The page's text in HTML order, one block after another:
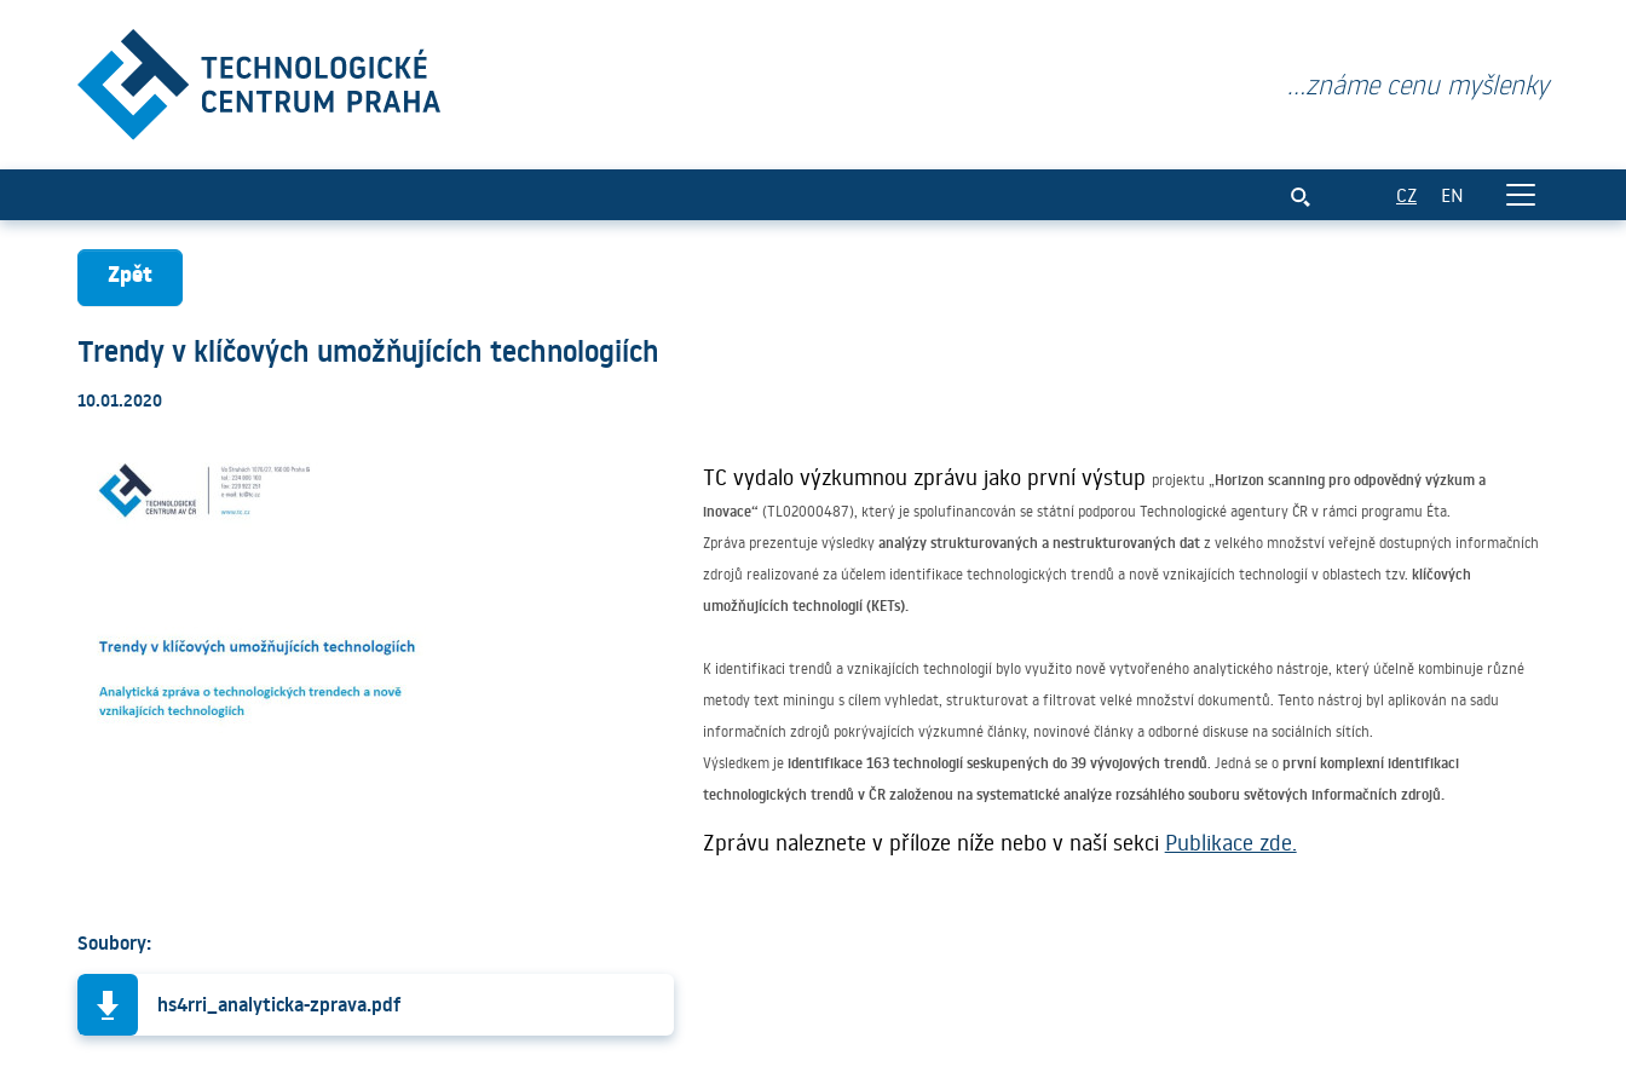
Trendy v klíčových umožňujících technologiích
...známe cenu myšlenky
CZ EN
Zpět
Trendy v klíčových umožňujících technologiích
10.01.2020
Soubory:
hs4rri_analyticka-zprava.pdf
TC vydalo výzkumnou zprávu jako první výstup projektu „Horizon scanning pro odpovědný výzkum a
inovace“ (TL02000487), který je spolufinancován se státní podporou Technologické agentury ČR v rámci programu Éta.
Zpráva prezentuje výsledky analýzy strukturovaných a nestrukturovaných datz velkého množství veřejně dostupných informačních
zdrojů realizované za účelem identifikace technologických trendů a nově vznikajících technologií v oblastech tzv. klíčových
umožňujících technologií (KETs).
K identifikaci trendů a vznikajících technologií bylo využito nově vytvořeného analytického nástroje, který účelně kombinuje různé
metody text miningu s cílem vyhledat, strukturovat a filtrovat velké množství dokumentů. Tento nástroj byl aplikován na sadu
informačních zdrojů pokrývajících výzkumné články, novinové články a odborné diskuse na sociálních sítích.
Výsledkem je identifikace 163 technologií seskupených do 39 vývojových trendů. Jedná se o první komplexní identifikaci
technologických trendů v ČRzaloženou na systematické analýze rozsáhlého souboru světových informačních zdrojů.
Zprávu naleznete v příloze níže nebo v naší sekci Publikace zde.